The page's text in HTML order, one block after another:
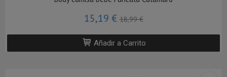
15,19 €18,99 €
Añadir a Carrito